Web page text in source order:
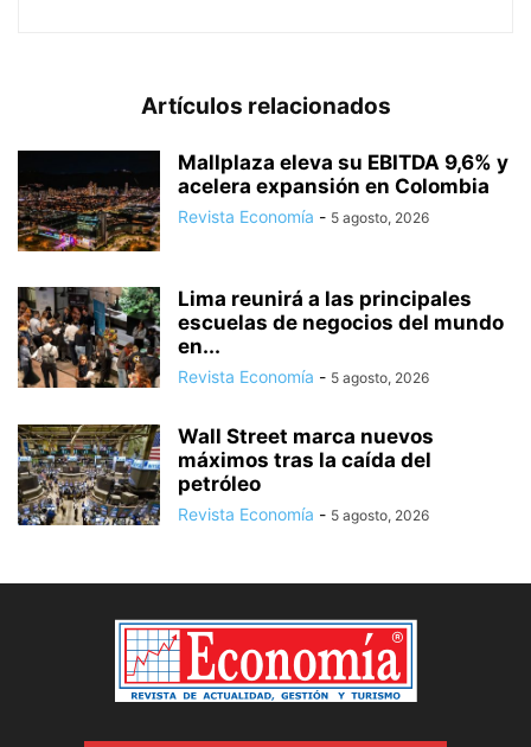
Artículos relacionados
Mallplaza eleva su EBITDA 9,6% y
acelera expansión en Colombia
Revista Economía - 5 agosto, 2026
Lima reunirá a las principales
escuelas de negocios del mundo
en...
Revista Economía - 5 agosto, 2026
Wall Street marca nuevos
máximos tras la caída del
petróleo
Revista Economía - 5 agosto, 2026